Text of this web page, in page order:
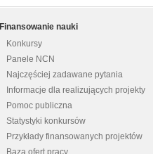
Finansowanie nauki
Konkursy
Panele NCN
Najczęściej zadawane pytania
Informacje dla realizujących projekty
Pomoc publiczna
Statystyki konkursów
Przykłady finansowanych projektów
Baza ofert pracy